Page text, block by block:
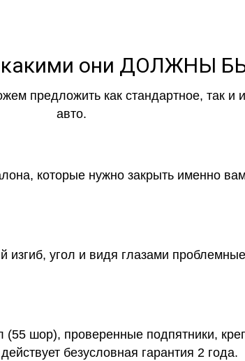
какими они ДОЛЖНЫ
предложить как стандартное, так
авто.
которые нужно закрыть именно
угол и видя глазами
шор), проверенные подпятники,
безусловная гарантия 2 года.